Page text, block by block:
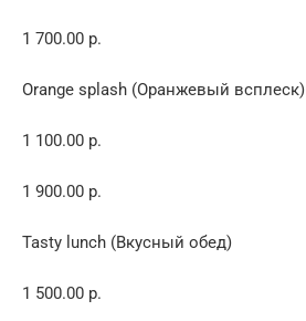
1 700.00 р.
Orange splash (Оранжевый всплеск)
1 100.00 р.
1 900.00 р.
Tasty lunch (Вкусный обед)
1 500.00 р.